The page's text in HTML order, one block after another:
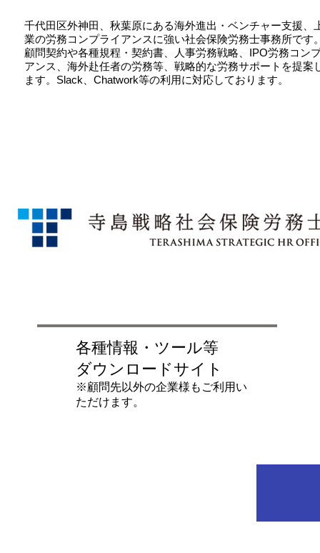
千代田区外神田、秋葉原にある海外進出・ベンチャー支援、
業の労務コンプライアンスに強い社会保険労務士事務所です
顧問契約や各種規程・契約書、人事労務戦略、IPO労務コン
アンス、海外赴任者の労務等、戦略的な労務サポートを提案
ます。Slack、Chatwork等の利用に対応しております。
各種情報・ツール等
ダウンロードサイト
​※顧問先以外の企業様もご利用い
ただけます。